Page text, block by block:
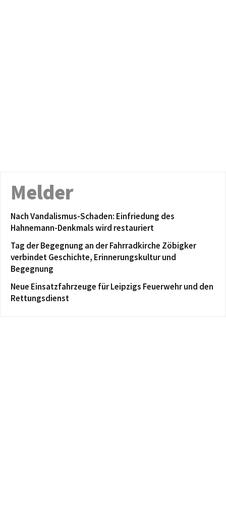
Melder
Nach Vandalismus-Schaden: Einfriedung des
Hahnemann-Denkmals wird restauriert
Tag der Begegnung an der Fahrradkirche Zöbigker
verbindet Geschichte, Erinnerungskultur und
Begegnung
Neue Einsatzfahrzeuge für Leipzigs Feuerwehr und den
Rettungsdienst